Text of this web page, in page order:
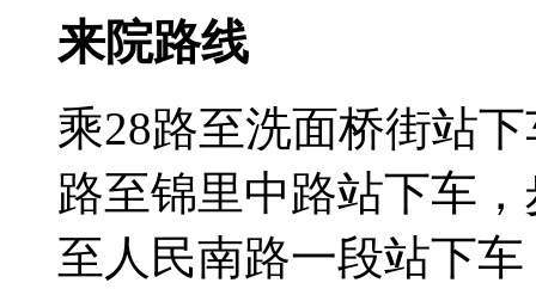
来院路线
乘28路至洗面桥街站
路至锦里中路站下车
至人民南路一段站下